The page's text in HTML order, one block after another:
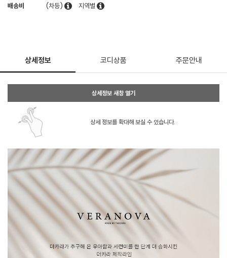
배송비 (차등) 지역별
상세정보 코디상품 주문안내
상세정보 새창 열기
상세 정보를 확대해 보실 수 있습니다.